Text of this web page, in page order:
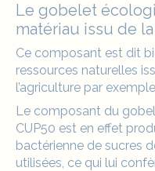
Le gobelet
matériau issu de
Ce composant est dit
ressources naturelles
l’agriculture par
Le composant du
CUP50 est en effet
bactérienne de sucres
utilisées, ce qui lui